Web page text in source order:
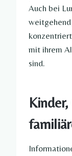
Auch bei
mit ihrem
sind.